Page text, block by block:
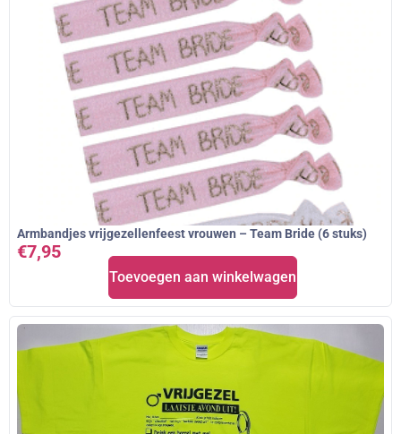
Armbandjes vrijgezellenfeest vrouwen – Team Bride (6 stuks)
€7,95
Toevoegen aan winkelwagen